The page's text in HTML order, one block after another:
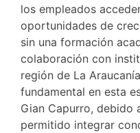
los empleados
oportunidades de
sin una formación
colaboración con
región de La
fundamental en esta
Gian Capurro, debido
permitido integrar